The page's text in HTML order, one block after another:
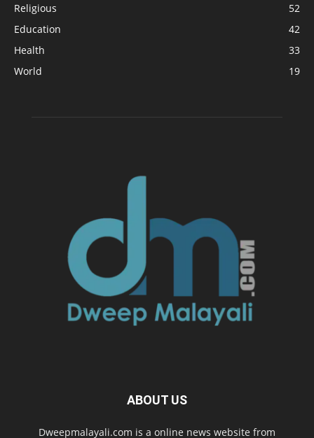
Religious
52
Education
42
Health
33
World
19
ABOUT US
Dweepmalayali.com is a online news website from